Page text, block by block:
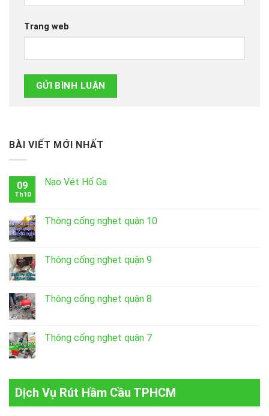
Trang web
BÀI VIẾT MỚI NHẤT
09
Th10
Nạo Vét Hố Ga
Thông cống nghẹt quận 10
Thông cống nghẹt quận 9
Thông cống nghẹt quận 8
Thông cống nghẹt quận 7
Dịch Vụ Rút Hầm Cầu TPHCM